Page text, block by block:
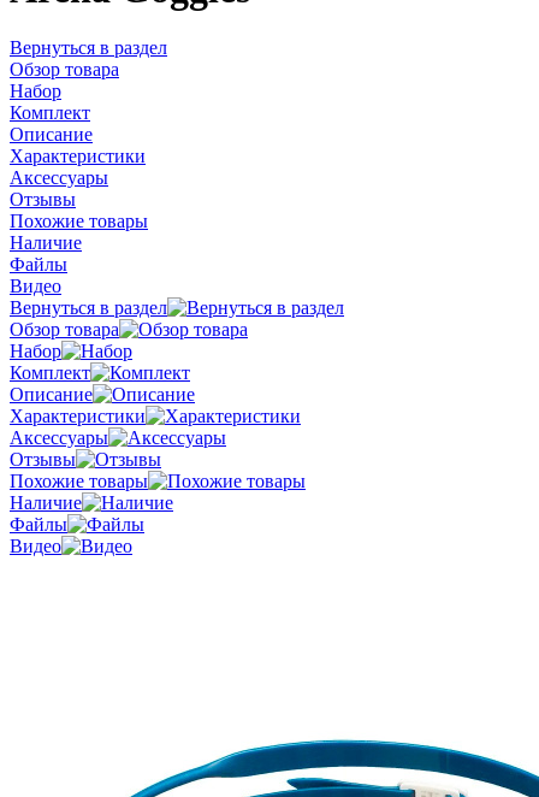
Вернуться в раздел
Обзор товара
Набор
Комплект
Описание
Характеристики
Аксессуары
Отзывы
Похожие товары
Наличие
Файлы
Видео
Вернуться в раздел
Обзор товара
Набор
Комплект
Описание
Характеристики
Аксессуары
Отзывы
Похожие товары
Наличие
Файлы
Видео